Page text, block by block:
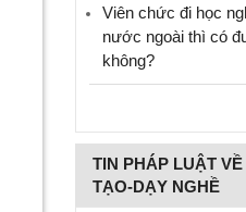
Viên chức đi học
nước ngoài thì có
không?
TIN PHÁP LUẬT
TẠO-DẠY NGHỀ